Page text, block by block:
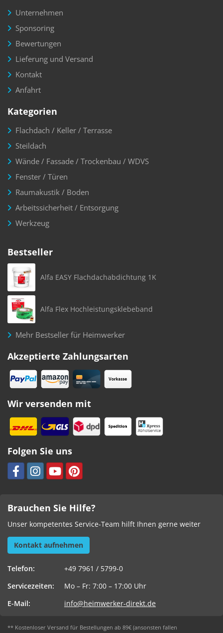
Unternehmen
Sponsoring
Bewertungen
Lieferung und Versand
Kontakt
Anfahrt
Kategorien
Flachdach / Keller / Terrasse
Steildach
Wände / Fassade / Trockenbau / WDVS
Fenster / Türen
Raumakustik / Boden
Arbeitssicherheit / Entsorgung
Werkzeug
Bestseller
Alfa EASY Flachdachabdichtung 1K
Alfa Flex Hochleistungsklebeband
Mehr Bestseller für Heimwerker
Akzeptierte Zahlungsarten
Wir versenden mit
Folgen Sie uns
Brauchen Sie Hilfe?
Unser kompetentes Service-Team hilft Ihnen gerne weiter
Kontakt aufnehmen
Telefon:
+49 7961 / 5799-0
Servicezeiten:
Mo – Fr: 7:00 – 17:00 Uhr
E-Mail:
info@heimwerker-direkt.de
** Kostenloser Versand für Bestellungen ab 89€ (ansonsten fallen